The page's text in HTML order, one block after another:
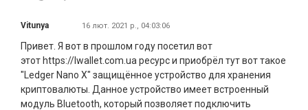
Vitunya 16 лют. 2021 р., 04:03:06
Привет. Я вот в прошлом году посетил вот
этот https://lwallet.com.ua ресурс и приобрёл тут вот такое
"Ledger Nano X" защищённое устройство для хранения
криптовалюты. Данное устройство имеет встроенный
модуль Bluetooth, который позволяет подключить